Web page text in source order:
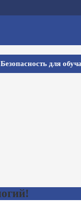
Безопасность для